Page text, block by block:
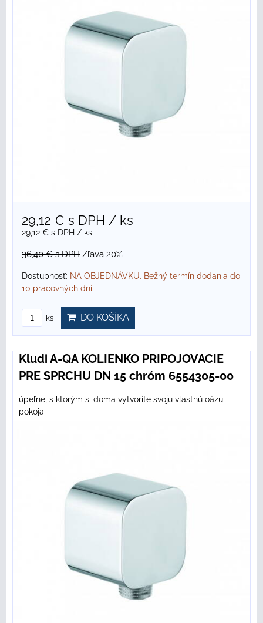
29,12 € s DPH / ks
29,12 € s DPH / ks
36,40 €s DPH Zľava 20%
Dostupnosť: NA OBJEDNÁVKU. Bežný termín dodania do
10 pracovných dní
ks DO KOŠÍKA
Kludi A-QA KOLIENKO PRIPOJOVACIE
PRE SPRCHU DN 15 chróm 6554305-00
úpeľne, s ktorým si doma vytvoríte svoju vlastnú oázu
pokoja